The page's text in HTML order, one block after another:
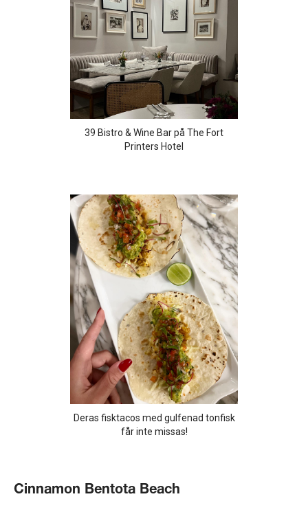
39 Bistro & Wine Bar på The Fort
Printers Hotel
Deras fisktacos med gulfenad tonfisk
får inte missas!
Cinnamon Bentota Beach